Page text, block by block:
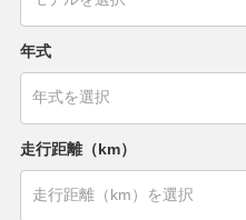
年式
走行距離（km）